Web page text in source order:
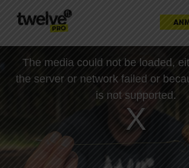
modal
The media could not be loaded,
the server or network failed or
is not supported.